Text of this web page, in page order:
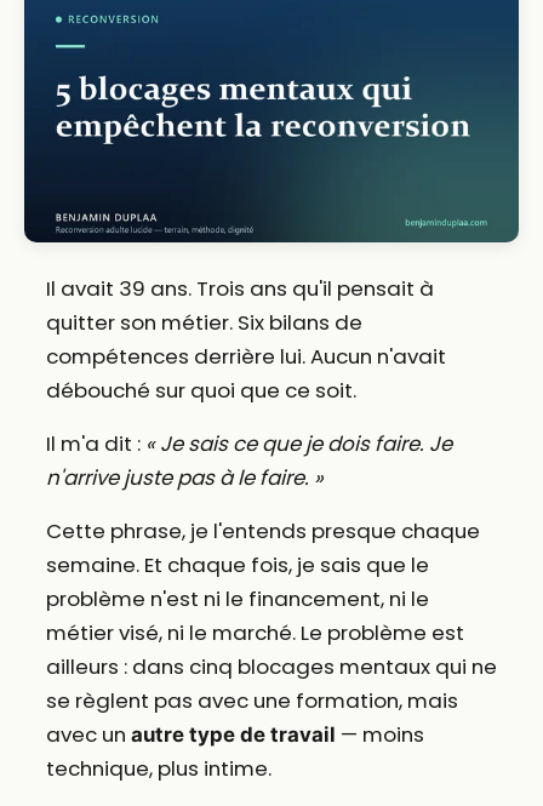
Il avait 39 ans. Trois ans qu'il pensait à
quitter son métier. Six bilans de
compétences derrière lui. Aucun n'avait
débouché sur quoi que ce soit.
Il m'a dit : « Je sais ce que je dois faire. Je
n'arrive juste pas à le faire. »
Cette phrase, je l'entends presque chaque
semaine. Et chaque fois, je sais que le
problème n'est ni le financement, ni le
métier visé, ni le marché. Le problème est
ailleurs : dans cinq blocages mentaux qui ne
se règlent pas avec une formation, mais
avec un autre type de travail — moins
technique, plus intime.